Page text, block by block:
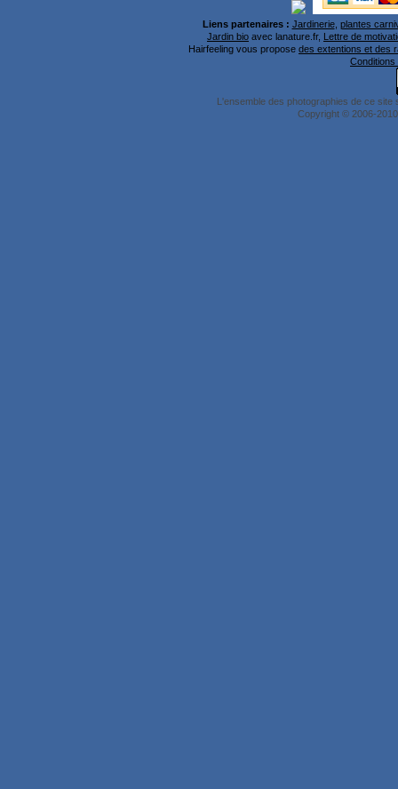
Liens partenaires : Jardinerie, plantes
Jardin bio avec lanature.fr, Lettre de
Hairfeeling vous propose des extentions et des
Conditions
L'ensemble des photographies de ce
Copyright © 2006-